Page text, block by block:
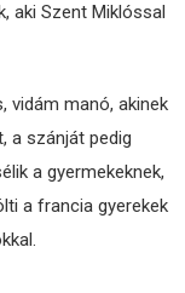
aki Szent Miklóssal
vidám manó, akinek
a szánját pedig
a gyermekeknek,
a francia gyerekek